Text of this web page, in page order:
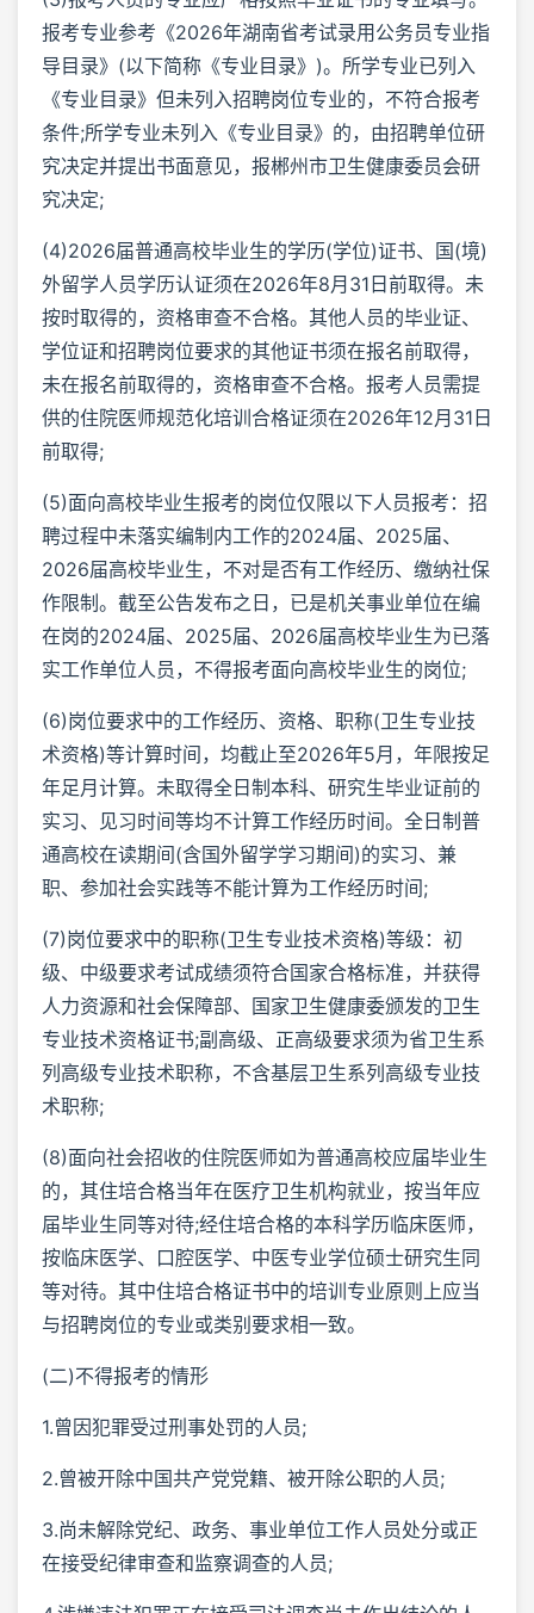
报考专业参考《2026年湖南省考试录用公务员专业指
导目录》(以下简称《专业目录》)。所学专业已列入
《专业目录》但未列入招聘岗位专业的，不符合报考
条件;所学专业未列入《专业目录》的，由招聘单位研
究决定并提出书面意见，报郴州市卫生健康委员会研
究决定;
(4)2026届普通高校毕业生的学历(学位)证书、国(境)
外留学人员学历认证须在2026年8月31日前取得。未
按时取得的，资格审查不合格。其他人员的毕业证、
学位证和招聘岗位要求的其他证书须在报名前取得，
未在报名前取得的，资格审查不合格。报考人员需提
供的住院医师规范化培训合格证须在2026年12月31日
前取得;
(5)面向高校毕业生报考的岗位仅限以下人员报考：招
聘过程中未落实编制内工作的2024届、2025届、
2026届高校毕业生，不对是否有工作经历、缴纳社保
作限制。截至公告发布之日，已是机关事业单位在编
在岗的2024届、2025届、2026届高校毕业生为已落
实工作单位人员，不得报考面向高校毕业生的岗位;
(6)岗位要求中的工作经历、资格、职称(卫生专业技
术资格)等计算时间，均截止至2026年5月，年限按足
年足月计算。未取得全日制本科、研究生毕业证前的
实习、见习时间等均不计算工作经历时间。全日制普
通高校在读期间(含国外留学学习期间)的实习、兼
职、参加社会实践等不能计算为工作经历时间;
(7)岗位要求中的职称(卫生专业技术资格)等级：初
级、中级要求考试成绩须符合国家合格标准，并获得
人力资源和社会保障部、国家卫生健康委颁发的卫生
专业技术资格证书;副高级、正高级要求须为省卫生系
列高级专业技术职称，不含基层卫生系列高级专业技
术职称;
(8)面向社会招收的住院医师如为普通高校应届毕业生
的，其住培合格当年在医疗卫生机构就业，按当年应
届毕业生同等对待;经住培合格的本科学历临床医师，
按临床医学、口腔医学、中医专业学位硕士研究生同
等对待。其中住培合格证书中的培训专业原则上应当
与招聘岗位的专业或类别要求相一致。
(二)不得报考的情形
1.曾因犯罪受过刑事处罚的人员;
2.曾被开除中国共产党党籍、被开除公职的人员;
3.尚未解除党纪、政务、事业单位工作人员处分或正
在接受纪律审查和监察调查的人员;